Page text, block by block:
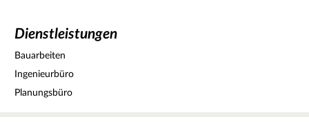
Dienstleistungen
Bauarbeiten
Ingenieurbüro
Planungsbüro